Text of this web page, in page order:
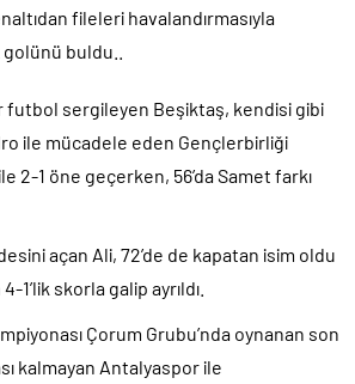
fileleri havalandırmasıyla
buldu..
futbol sergileyen Beşiktaş, kendisi gibi
ile mücadele eden Gençlerbirliği
2-1 öne geçerken, 56’da Samet farkı
açan Ali, 72’de de kapatan isim oldu
1’lik skorla galip ayrıldı.
Çorum Grubu’nda oynanan son
kalmayan Antalyaspor ile